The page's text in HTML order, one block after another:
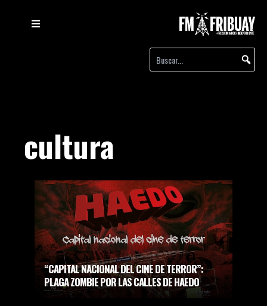
cultura
“CAPITAL NACIONAL DEL CINE DE TERROR”:
PLAGA ZOMBIE POR LAS CALLES DE HAEDO